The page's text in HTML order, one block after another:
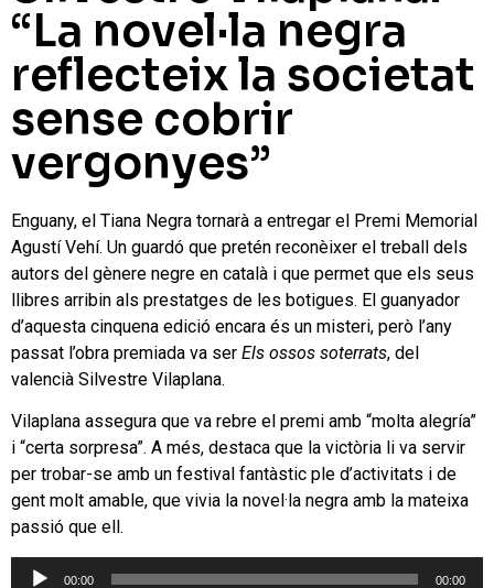
“La novel·la negra
reflecteix la societat
sense cobrir
vergonyes”
Enguany, el Tiana Negra tornarà a entregar el Premi Memorial
Agustí Vehí. Un guardó que pretén reconèixer el treball dels
autors del gènere negre en català i que permet que els seus
llibres arribin als prestatges de les botigues. El guanyador
d’aquesta cinquena edició encara és un misteri, però l’any
passat l’obra premiada va ser Els ossos soterrats, del
valencià Silvestre Vilaplana.
Vilaplana assegura que va rebre el premi amb “molta alegría”
i “certa sorpresa”. A més, destaca que la victòria li va servir
per trobar-se amb un festival fantàstic ple d’activitats i de
gent molt amable, que vivia la novel·la negra amb la mateixa
passió que ell.
Reproductor
00:00 00:00